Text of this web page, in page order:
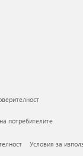
потребителите
Условия за